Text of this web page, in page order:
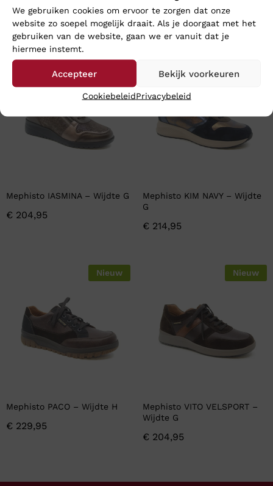
We gebruiken cookies om ervoor te zorgen dat onze
website zo soepel mogelijk draait. Als je doorgaat met het
gebruiken van de website, gaan we er vanuit dat je
hiermee instemt.
Accepteer Bekijk voorkeuren
CookiebeleidPrivacybeleid
En wat vind u van deze?
Nieuw
Mephisto IASMINA – Wijdte G
€ 204,95
Mephisto KIM NAVY – Wijdte
G
€ 214,95
Nieuw
Mephisto PACO – Wijdte H
€ 229,95
Nieuw
Mephisto VITO VELSPORT –
Wijdte G
€ 204,95